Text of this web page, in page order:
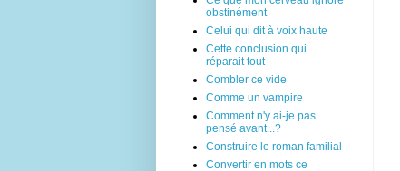
obstinément
Celui qui dit à voix haute
Cette conclusion qui
réparait tout
Combler ce vide
Comme un vampire
Comment n'y ai-je pas
pensé avant...?
Construire le roman familial
Convertir en mots ce